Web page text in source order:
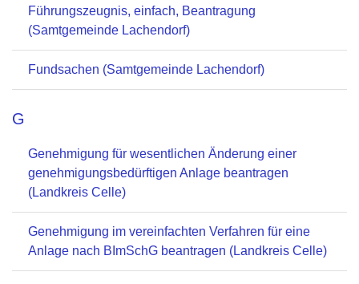
Führungszeugnis, einfach, Beantragung
(Samtgemeinde Lachendorf)
Fundsachen (Samtgemeinde Lachendorf)
G
Genehmigung für wesentlichen Änderung einer
genehmigungsbedürftigen Anlage beantragen
(Landkreis Celle)
Genehmigung im vereinfachten Verfahren für eine
Anlage nach BImSchG beantragen (Landkreis Celle)